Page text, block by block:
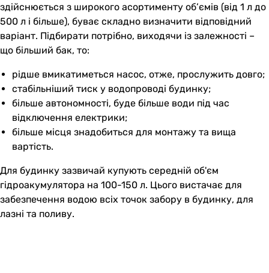
здійснюється з широкого асортименту об’ємів (від 1 л до
500 л і більше), буває складно визначити відповідний
варіант. Підбирати потрібно, виходячи із залежності –
що більший бак, то:
рідше вмикатиметься насос, отже, прослужить довго;
стабільніший тиск у водопроводі будинку;
більше автономності, буде більше води під час
відключення електрики;
більше місця знадобиться для монтажу та вища
вартість.
Для будинку зазвичай купують середній об'єм
гідроакумулятора на 100-150 л. Цього вистачає для
забезпечення водою всіх точок забору в будинку, для
лазні та поливу.